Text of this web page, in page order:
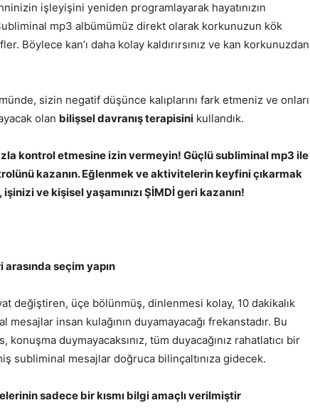
işleyişini yeniden programlayarak hayatınızın
mp3 albümümüz direkt olarak korkunuzun kök
Böylece kan’ı daha kolay kaldırırsınız ve kan korkunuzdan
sizin negatif düşünce kalıplarını fark etmeniz ve onları
olan bilişsel davranış terapisini kullandık.
kontrol etmesine izin vermeyin! Güçlü subliminal mp3 ile
kazanın. Eğlenmek ve aktivitelerin keyfini çıkarmak
ve kişisel yaşamınızı ŞİMDİ geri kazanın!
seçim yapın
değiştiren, üçe bölünmüş, dinlenmesi kolay, 10 dakikalık
insan kulağının duyamayacağı frekanstadır. Bu
duymayacaksınız, tüm duyacağınız rahatlatıcı bir
subliminal mesajlar doğruca bilinçaltınıza gidecek.
sadece bir kısmı bilgi amaçlı verilmiştir